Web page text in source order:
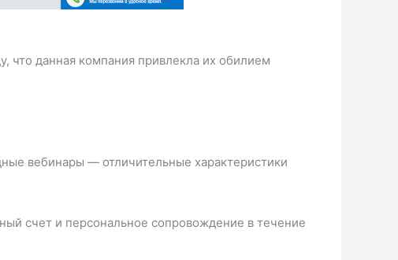
что данная компания привлекла их обилием
вебинары — отличительные характеристики
счет и персональное сопровождение в течение